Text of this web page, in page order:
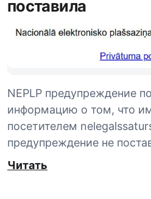
поставила
NEPLP предупреждение
информацию о том, что
посетителем
предупреждение не
Читать